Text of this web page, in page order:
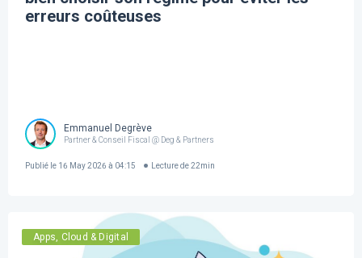
erreurs coûteuses
Emmanuel Degrève
Partner & Conseil Fiscal @ Deg & Partners
Publié le 16 May 2026 à 04:15 Lecture de 22min
Apps, Cloud & Digital